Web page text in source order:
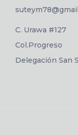
C. Urawa #127
Col.Progreso
Delegación San